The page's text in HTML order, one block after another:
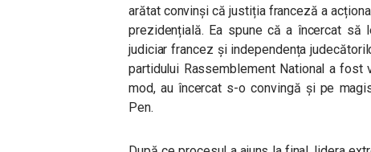
arătat convinși că justiția franceză a
prezidențială. Ea spune că a încercat
judiciar francez și independența
partidului Rassemblement National a fost
mod, au încercat s-o convingă și pe
Pen.